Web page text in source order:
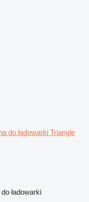
do ładowarki Triangle
ładowarki